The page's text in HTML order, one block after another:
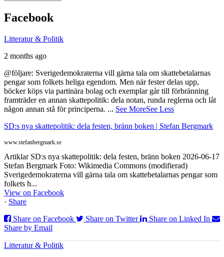
Facebook
Litteratur & Politik
2 months ago
@följare: Sverigedemokraterna vill gärna tala om skattebetalarnas
pengar som folkets heliga egendom. Men när fester delas upp,
böcker köps via partinära bolag och exemplar går till förbränning
framträder en annan skattepolitik: dela notan, runda reglerna och låt
någon annan stå för principerna. ... See MoreSee Less
SD:s nya skattepolitik: dela festen, bränn boken | Stefan Bergmark
www.stefanbergmark.se
Artiklar SD:s nya skattepolitik: dela festen, bränn boken 2026-06-17
Stefan Bergmark Foto: Wikimedia Commons (modifierad)
Sverigedemokraterna vill gärna tala om skattebetalarnas pengar som
folkets h...
View on Facebook
· Share
Share on Facebook
Share on Twitter
Share on Linked In
Share by Email
Litteratur & Politik